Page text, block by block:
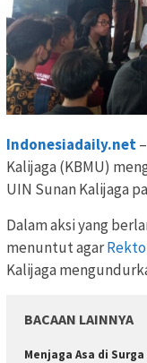
Indonesiadaily.net
Kalijaga (KBMU)
UIN Sunan Kalijaga
Dalam aksi yang
menuntut agar
Kalijaga
BACAAN LAINNYA
Menjaga Asa di